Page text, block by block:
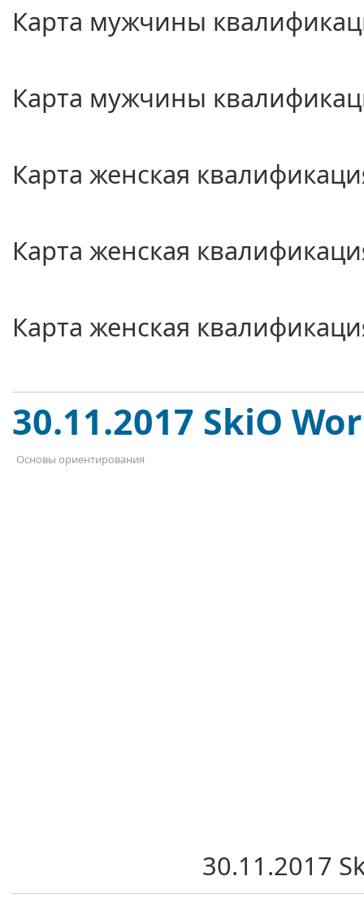
Карта мужчины
Карта мужчины
Карта женская
Карта женская
Карта женская
30.11.2017 SkiO
Основы ориентирования
30.11.2017